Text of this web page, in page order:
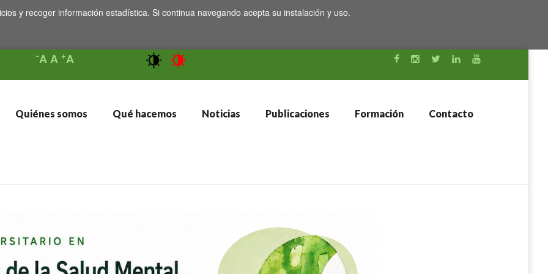
y recoger información estadística. Si continua navegando acepta su instalación y uso.
-AA +A
Quiénes somos Qué hacemos Noticias Publicaciones Formación Contacto